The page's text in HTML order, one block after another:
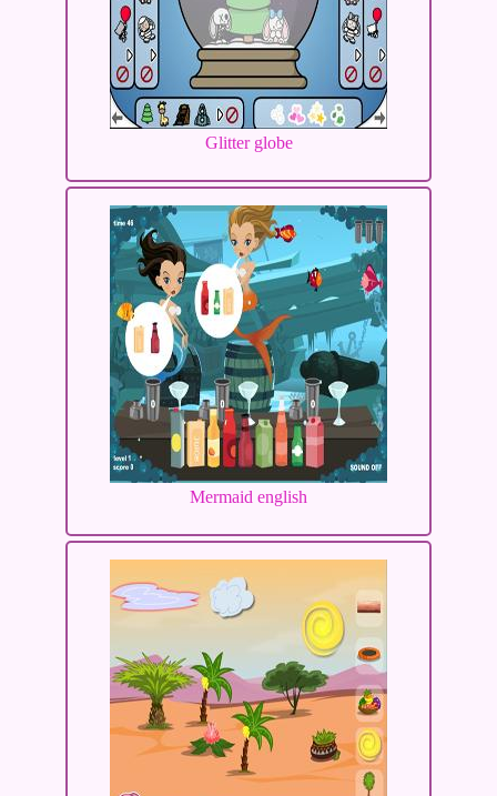
Glitter globe
Mermaid english